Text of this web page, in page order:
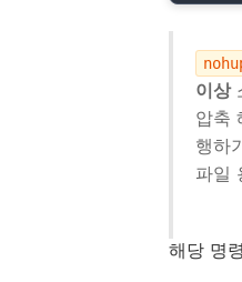
이상
압축
행하
파일
해당 명